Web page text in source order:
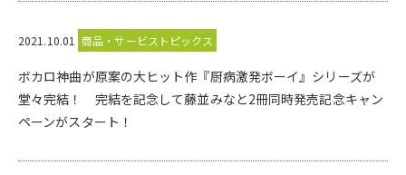
2021.10.01 商品・サービストピックス
ボカロ神曲が原案の大ヒット作『厨病激発ボーイ』シリーズが
堂々完結！ 完結を記念して藤並みなと2冊同時発売記念キャン
ペーンがスタート！